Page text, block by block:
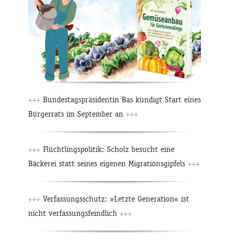
+++ Bundestagspräsidentin Bas kündigt Start eines
Bürgerrats im September an +++
+++ Flüchtlingspolitik: Scholz besucht eine
Bäckerei statt seines eigenen Migrationsgipfels +++
+++ Verfassungsschutz: »Letzte Generation« ist
nicht verfassungsfeindlich +++